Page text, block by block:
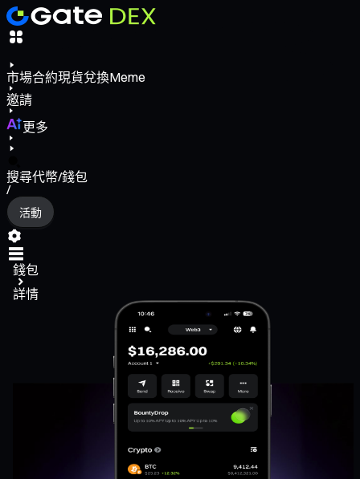
市場合約現貨兌換Meme
邀請
更多
搜尋代幣/錢包
/
活動
錢包
詳情